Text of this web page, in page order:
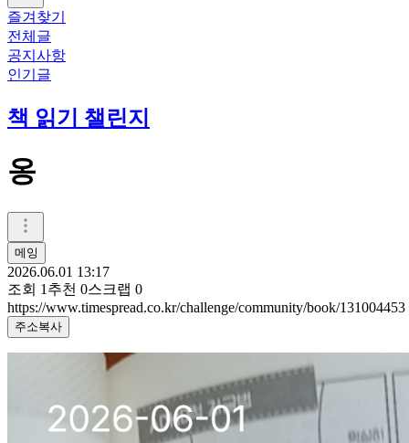
즐겨찾기
전체글
공지사항
인기글
책 읽기 챌린지
옹
메잉
2026.06.01 13:17
조회 1 추천 0스크랩 0
https://www.timespread.co.kr/challenge/community/book/131004453
주소복사